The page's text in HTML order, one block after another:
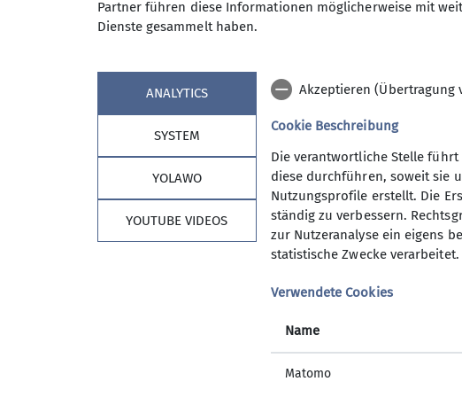
Wanderwoche in den Bergen sowie im
An den Tourentagen werden die
Bisher ist uns das immer gut gelungen !
Wer uns, eine wirklich sympathische
zu unserem Freitagstreffen in den
dann vielleicht die nächste Wanderung
Informationen gibts beim Vereinsbeirat
Herbert Meyer 08153 7050
Kontakt aufnehmen
Maximale Teilnehmeranzahl
Sektion Vierseenland
Partner führen diese Informationen möglicherweise mit
Dienste gesammelt haben.
ANALYTICS
SYSTEM
YOLAWO
YOUTUBE VIDEOS
Akzeptieren (Übertragung
Cookie Beschreibung
Die verantwortliche Stelle
diese durchführen, soweit sie
Nutzungsprofile erstellt. Die
ständig zu verbessern.
zur Nutzeranalyse ein eigens
statistische Zwecke verarbeitet.
Verwendete Cookies
Name
Matomo